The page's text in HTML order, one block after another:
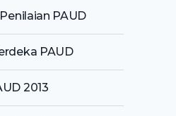
PAUD
PAUD
2013